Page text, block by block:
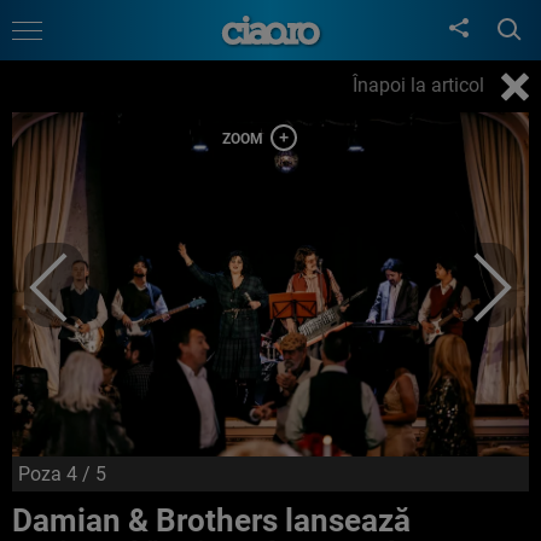
Înapoi la articol
Poza 4 / 5
Damian & Brothers lansează